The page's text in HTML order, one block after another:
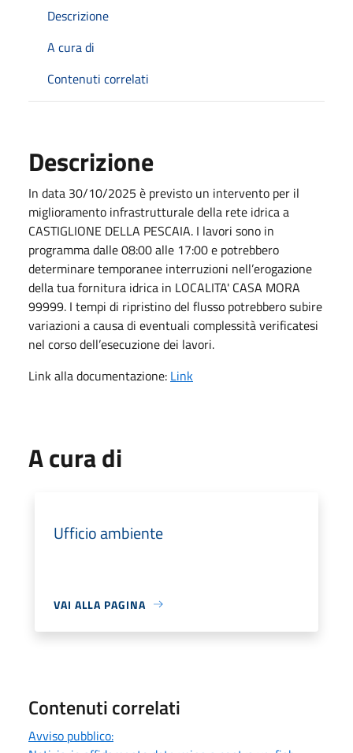
Descrizione
A cura di
Contenuti correlati
Descrizione
In data 30/10/2025 è previsto un intervento per il
miglioramento infrastrutturale della rete idrica a
CASTIGLIONE DELLA PESCAIA. I lavori sono in
programma dalle 08:00 alle 17:00 e potrebbero
determinare temporanee interruzioni nell’erogazione
della tua fornitura idrica in LOCALITA' CASA MORA
99999. I tempi di ripristino del flusso potrebbero subire
variazioni a causa di eventuali complessità verificatesi
nel corso dell’esecuzione dei lavori.
Link alla documentazione: Link
A cura di
Ufficio ambiente
VAI ALLA PAGINA
Contenuti correlati
Avviso pubblico: